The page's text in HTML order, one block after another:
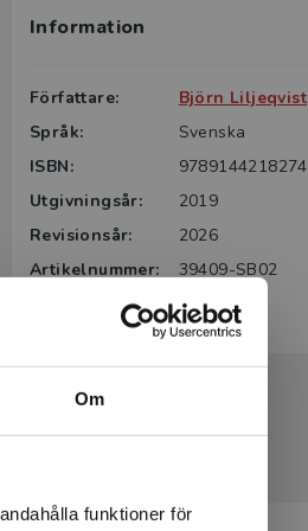
Om
funktioner för
till boken
för din
kontakta
det gäller
Information
Författare:
Björn Liljeqvist
Språk:
Svenska
ISBN:
9789144218274
Utgivningsår:
2019
Revisionsår:
2026
Artikelnummer:
39409-SB02
Andra